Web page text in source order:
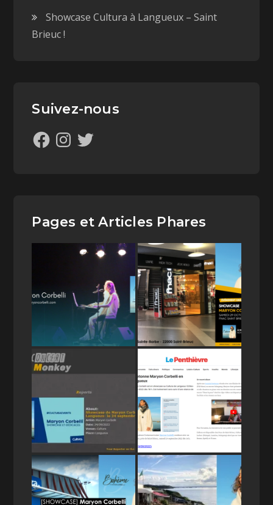
Showcase Cultura à Langueux – Saint
Brieuc !
Suivez-nous
Pages et Articles Phares